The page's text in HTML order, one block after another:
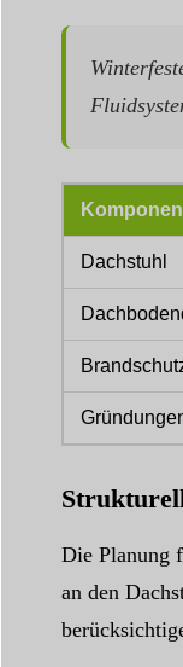
Dachstuhl
Die Planung
an den